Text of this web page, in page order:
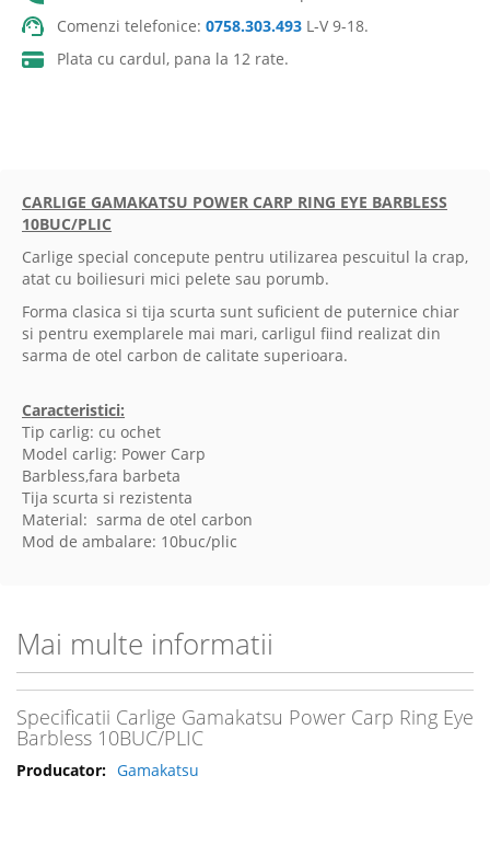
Comenzi telefonice: 0758.303.493 L-V 9-18.
Plata cu cardul, pana la 12 rate.
CARLIGE GAMAKATSU POWER CARP RING EYE BARBLESS
10BUC/PLIC
Carlige special concepute pentru utilizarea pescuitul la crap,
atat cu boiliesuri mici pelete sau porumb.
Forma clasica si tija scurta sunt suficient de puternice chiar
si pentru exemplarele mai mari, carligul fiind realizat din
sarma de otel carbon de calitate superioara.
Caracteristici:
Tip carlig: cu ochet
Model carlig: Power Carp
Barbless,fara barbeta
Tija scurta si rezistenta
Material: sarma de otel carbon
Mod de ambalare: 10buc/plic
Mai multe informatii
Specificatii Carlige Gamakatsu Power Carp Ring Eye
Barbless 10BUC/PLIC
Gamakatsu